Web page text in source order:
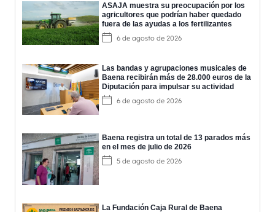
ASAJA muestra su preocupación por los
agricultores que podrían haber quedado
fuera de las ayudas a los fertilizantes
6 de agosto de 2026
Las bandas y agrupaciones musicales de
Baena recibirán más de 28.000 euros de la
Diputación para impulsar su actividad
6 de agosto de 2026
Baena registra un total de 13 parados más
en el mes de julio de 2026
5 de agosto de 2026
La Fundación Caja Rural de Baena